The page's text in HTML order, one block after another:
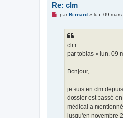
Re: clm
MparBernard» lun. 09
clm
par tobias » lun. 09
Bonjour,
je suis en clm
dossier est passé
médical a
jusqu'en novembre